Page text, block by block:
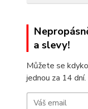
a slevy!
Můžete se
jednou za 14 dní.